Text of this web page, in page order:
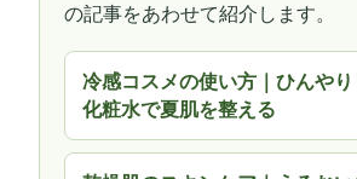
の記事をあわせて紹介します。
冷感コスメの使い方｜ひんやり
化粧水で夏肌を整える